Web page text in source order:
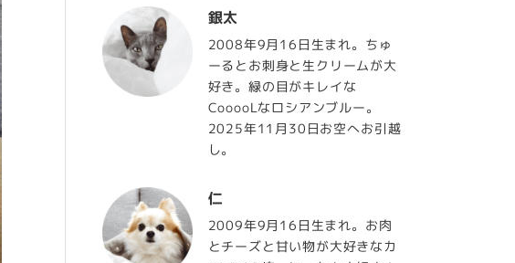
銀太
2008年9月16日生まれ。ちゅ
ーるとお刺身と生クリームが大
好き。緑の目がキレイな
CooooLなロシアンブルー。
2025年11月30日お空へお引越
し。
仁
2009年9月16日生まれ。お肉
とチーズと甘い物が大好きなカ